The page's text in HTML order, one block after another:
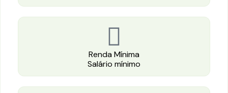
Renda Mínima
Salário mínimo